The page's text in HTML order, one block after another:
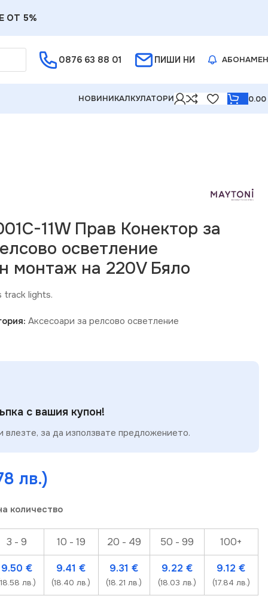
ОТ 5%
0876 63 88 01 ПИШИ НИ
НОВИНИКАЛКУЛАТОРИ 0.00
11W Прав Конектор за
осветление
монтаж на 220V Бяло
track lights.
Аксесоари за релсово осветление
с вашия купон!
влезте, за да използвате предложението.
лв.)
количество
3 - 9 10 - 19 20 - 49 50 - 99 100+
9.50€
лв.)
9.41€
(18.40 лв.)
9.31€
(18.21 лв.)
9.22 €
(18.03 лв.)
9.12€
(17.84 лв.)